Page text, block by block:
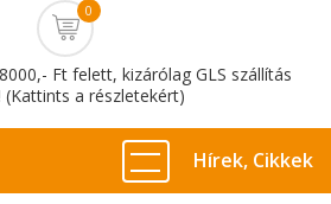
0
Ft felett, kizárólag GLS szállítás
(Kattints a részletekért)
Hírek, Cikkek